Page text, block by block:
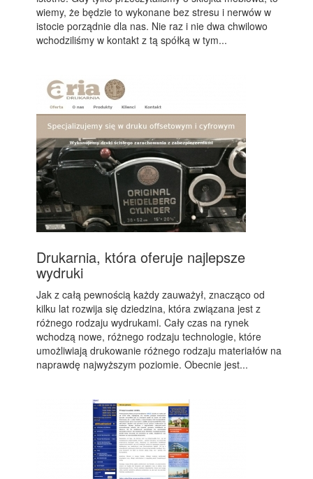
wiemy, że będzie to wykonane bez stresu i nerwów w
istocie porządnie dla nas. Nie raz i nie dwa chwilowo
wchodziliśmy w kontakt z tą spółką w tym...
Drukarnia, która oferuje najlepsze
wydruki
Jak z całą pewnością każdy zauważył, znacząco od
kilku lat rozwija się dziedzina, która związana jest z
różnego rodzaju wydrukami. Cały czas na rynek
wchodzą nowe, różnego rodzaju technologie, które
umożliwiają drukowanie różnego rodzaju materiałów na
naprawdę najwyższym poziomie. Obecnie jest...